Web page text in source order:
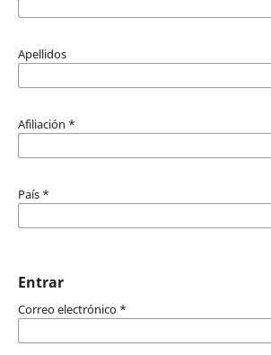
Apellidos
Afiliación *
País *
Entrar
Correo electrónico *